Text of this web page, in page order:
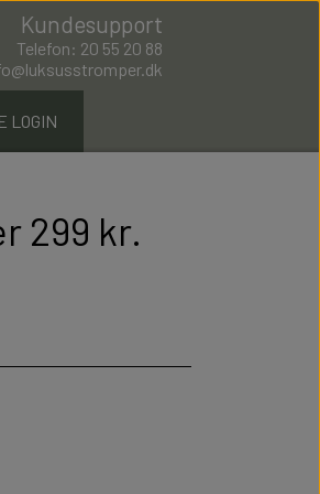
Kundesupport
Telefon: 20 55 20 88
LOGIN
299 kr.